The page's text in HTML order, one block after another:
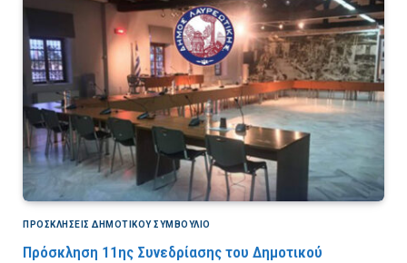
ΠΡΟΣΚΛΉΣΕΙΣ ΔΗΜΟΤΙΚΟΎ ΣΥΜΒΟΎΛΙΟ
Πρόσκληση 11ης Συνεδρίασης του Δημοτικού